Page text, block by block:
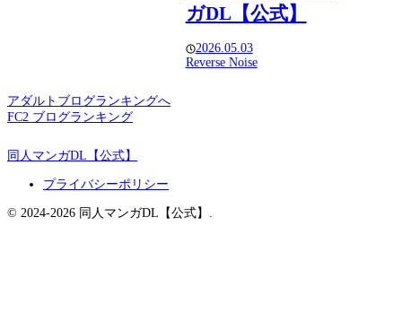
ガDL【公式】
2026.05.03
Reverse Noise
アダルトブログランキングへ
FC2 ブログランキング
同人マンガDL【公式】
プライバシーポリシー
© 2024-2026 同人マンガDL【公式】.